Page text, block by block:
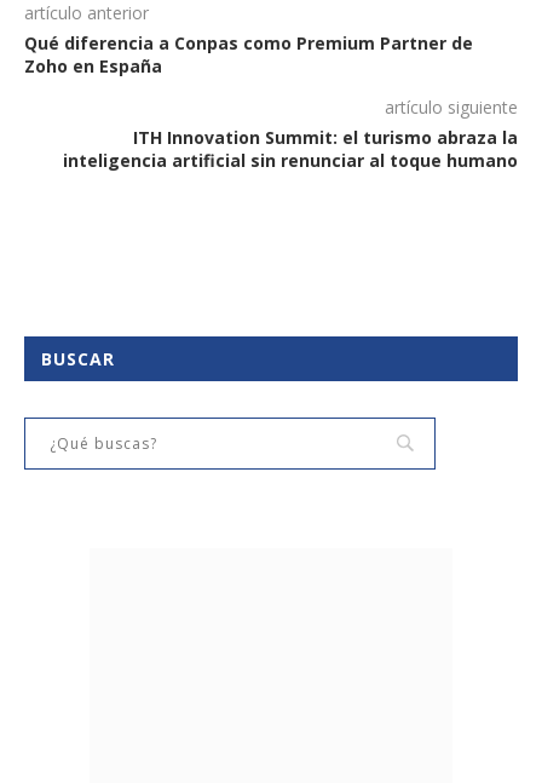
artículo anterior
Qué diferencia a Conpas como Premium Partner de
Zoho en España
artículo siguiente
ITH Innovation Summit: el turismo abraza la
inteligencia artificial sin renunciar al toque humano
BUSCAR